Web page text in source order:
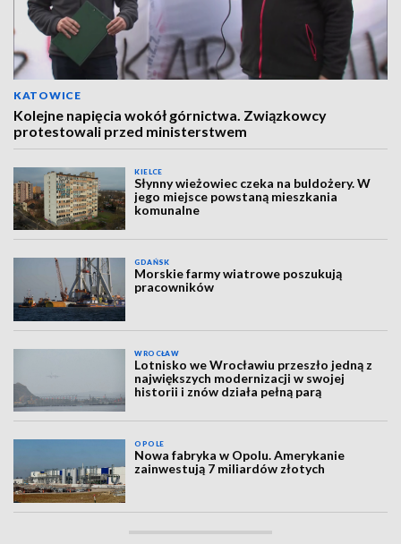
KATOWICE
Kolejne napięcia wokół górnictwa. Związkowcy
protestowali przed ministerstwem
KIELCE
Słynny wieżowiec czeka na buldożery. W
jego miejsce powstaną mieszkania
komunalne
GDAŃSK
Morskie farmy wiatrowe poszukują
pracowników
WROCŁAW
Lotnisko we Wrocławiu przeszło jedną z
największych modernizacji w swojej
historii i znów działa pełną parą
OPOLE
Nowa fabryka w Opolu. Amerykanie
zainwestują 7 miliardów złotych